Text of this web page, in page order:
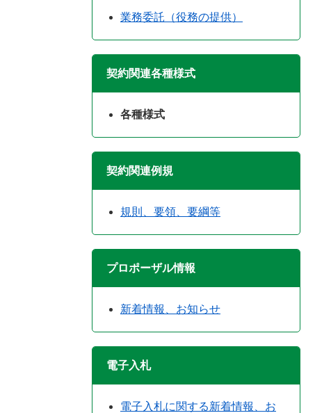
業務委託（役務の提供）
契約関連各種様式
各種様式
契約関連例規
規則、要領、要綱等
プロポーザル情報
新着情報、お知らせ
電子入札
電子入札に関する新着情報、お